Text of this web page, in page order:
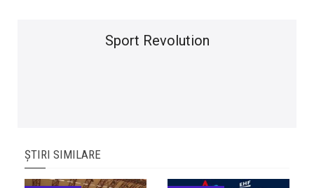
Sport Revolution
ȘTIRI SIMILARE